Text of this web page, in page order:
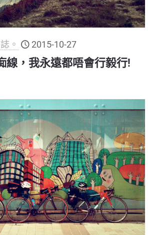
。 2015-10-27
線，我永遠都唔會行毅行!